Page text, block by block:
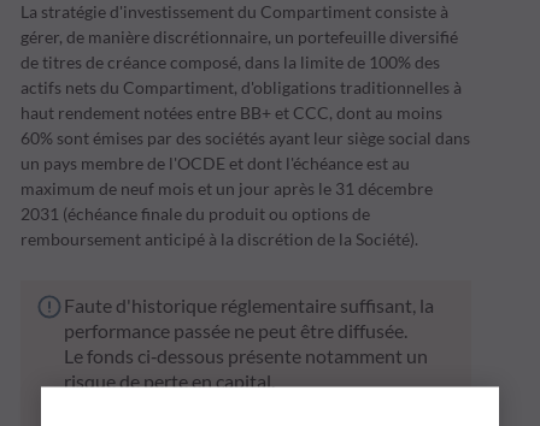
La stratégie d'investissement du Compartiment consiste à
gérer, de manière discrétionnaire, un portefeuille diversifié
de titres de créance composé, dans la limite de 100% des
actifs nets du Compartiment, d'obligations traditionnelles à
haut rendement notées entre BB+ et CCC, dont au moins
60% sont émises par des sociétés ayant leur siège social dans
un pays membre de l'OCDE et dont l'échéance est au
maximum de neuf mois et un jour après le 31 décembre
2031 (échéance finale du produit ou options de
remboursement anticipé à la discrétion de la Société).
Faute d'historique réglementaire suffisant, la
performance passée ne peut être diffusée.
Le fonds ci‑dessous présente notamment un
risque de perte en capital.